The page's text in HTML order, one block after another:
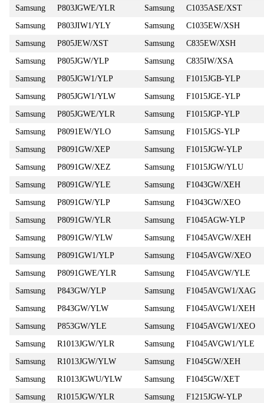
Samsung
P803JGWE/YLR Samsung
C1035ASE/XST
Samsung
P803JIW1/YLY Samsung
C1035EW/XSH
Samsung
P805JEW/XST Samsung
C835EW/XSH
Samsung
P805JGW/YLP Samsung
C835IW/XSA
Samsung
P805JGW1/YLP Samsung
F1015JGB-YLP
Samsung
P805JGW1/YLW Samsung
F1015JGE-YLP
Samsung
P805JGWE/YLR Samsung
F1015JGP-YLP
Samsung
P8091EW/YLO Samsung
F1015JGS-YLP
Samsung
P8091GW/XEP Samsung
F1015JGW-YLP
Samsung
P8091GW/XEZ Samsung
F1015JGW/YLU
Samsung
P8091GW/YLE Samsung
F1043GW/XEH
Samsung
P8091GW/YLP Samsung
F1043GW/XEO
Samsung
P8091GW/YLR Samsung
F1045AGW-YLP
Samsung
P8091GW/YLW Samsung
F1045AVGW/XEH
Samsung
P8091GW1/YLP Samsung
F1045AVGW/XEO
Samsung
P8091GWE/YLR Samsung
F1045AVGW/YLE
Samsung
P843GW/YLP Samsung
F1045AVGW1/XAG
Samsung
P843GW/YLW Samsung
F1045AVGW1/XEH
Samsung
P853GW/YLE Samsung
F1045AVGW1/XEO
Samsung
R1013JGW/YLR Samsung
F1045AVGW1/YLE
Samsung
R1013JGW/YLW Samsung
F1045GW/XEH
Samsung
R1013JGWU/YLW Samsung
F1045GW/XET
Samsung
R1015JGW/YLR Samsung
F1215JGW-YLP